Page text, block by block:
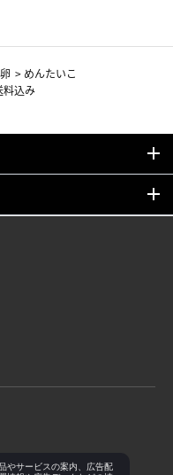
> めんたいこ
込み
やサービスの案内、広告配